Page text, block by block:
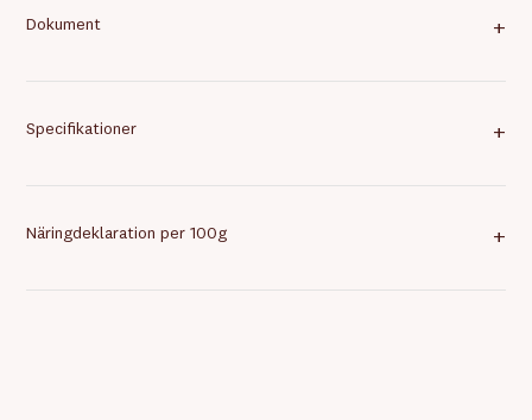
Dokument +
Specifikationer +
Näringdeklaration per 100g +